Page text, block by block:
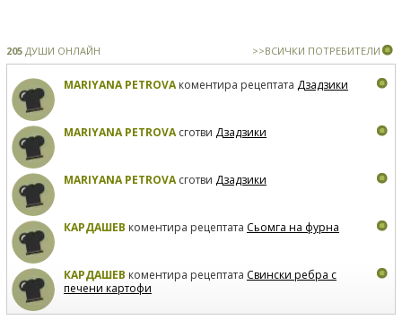
205 ДУШИ ОНЛАЙН >>ВСИЧКИ ПОТРЕБИТЕЛИ
MARIYANA PETROVAкоментира рецептата Дзадзики
MARIYANA PETROVAсготви Дзадзики
MARIYANA PETROVAсготви Дзадзики
КАРДАШЕВ коментира рецептата Сьомга на фурна
КАРДАШЕВ коментира рецептата Свински ребра с
печени картофи